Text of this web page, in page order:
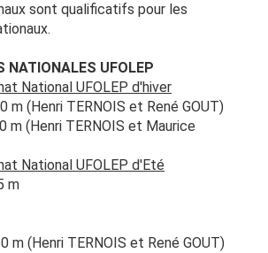
sont qualificatifs pour les
NATIONALES UFOLEP
National UFOLEP d'hiver
m (Henri TERNOIS et René GOUT)
m (Henri TERNOIS et Maurice
National UFOLEP d'Eté
m
m (Henri TERNOIS et René GOUT)